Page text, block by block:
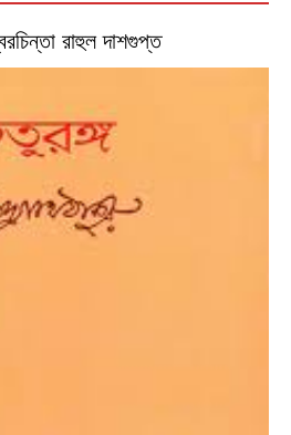
রাহুল দাশগুপ্ত